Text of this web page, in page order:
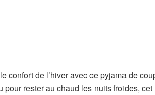
confort de l’hiver avec ce pyjama de
rester au chaud les nuits froides, cet